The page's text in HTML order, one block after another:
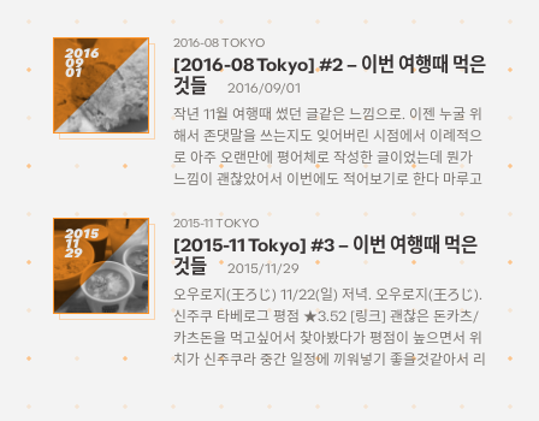
2016
09
01
2016-08 TOKYO
[2016-08 Tokyo] #2 – 이번 여행때 먹은
것들
2016/09/01
작년 11월 여행때 썼던 글같은 느낌으로. 이젠 누굴 위
해서 존댓말을 쓰는지도 잊어버린 시점에서 이례적으
로 아주 오랜만에 평어체로 작성한 글이었는데 뭔가
느낌이 괜찮았어서 이번에도 적어보기로 한다 마루고
평점 ★3.97 [링크] 예전에 오사카에서 먹었던 느낌의
고급 돈카츠가 땡겨서 […]
2015
11
29
2015-11 TOKYO
[2015-11 Tokyo] #3 – 이번 여행때 먹은
것들
2015/11/29
오우로지(王ろじ) 11/22(일) 저녁. 오우로지(王ろじ).
신주쿠 타베로그 평점 ★3.52 [링크] 괜찮은 돈카츠/
카츠돈을 먹고싶어서 찾아봤다가 평점이 높으면서 위
치가 신주쿠라 중간 일정에 끼워넣기 좋을것같아서 리
고 나서 저녁에 코코사케 보기 전에 그 사이 타이밍에